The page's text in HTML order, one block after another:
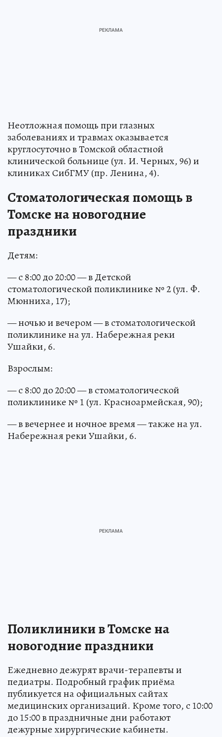
Неотложная помощь при глазных
заболеваниях и травмах оказывается
круглосуточно в Томской областной
клинической больнице (ул. И. Черных, 96) и
клиниках СибГМУ (пр. Ленина, 4).
Стоматологическая помощь в
Томске на новогодние
праздники
Детям:
— с 8:00 до 20:00 — в Детской
стоматологической поликлинике № 2 (ул. Ф.
Мюнниха, 17);
— ночью и вечером — в стоматологической
поликлинике на ул. Набережная реки
Ушайки, 6.
Взрослым:
— с 8:00 до 20:00 — в стоматологической
поликлинике № 1 (ул. Красноармейская, 90);
— в вечернее и ночное время — также на ул.
Набережная реки Ушайки, 6.
Поликлиники в Томске на
новогодние праздники
Ежедневно дежурят врачи-терапевты и
педиатры. Подробный график приёма
публикуется на официальных сайтах
медицинских организаций. Кроме того, с 10:00
до 15:00 в праздничные дни работают
дежурные хирургические кабинеты.